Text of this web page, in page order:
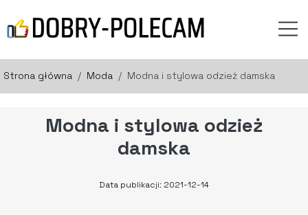
Strona główna / Moda / Modna i stylowa odzież damska
Modna i stylowa odzież
damska
Data publikacji: 2021-12-14